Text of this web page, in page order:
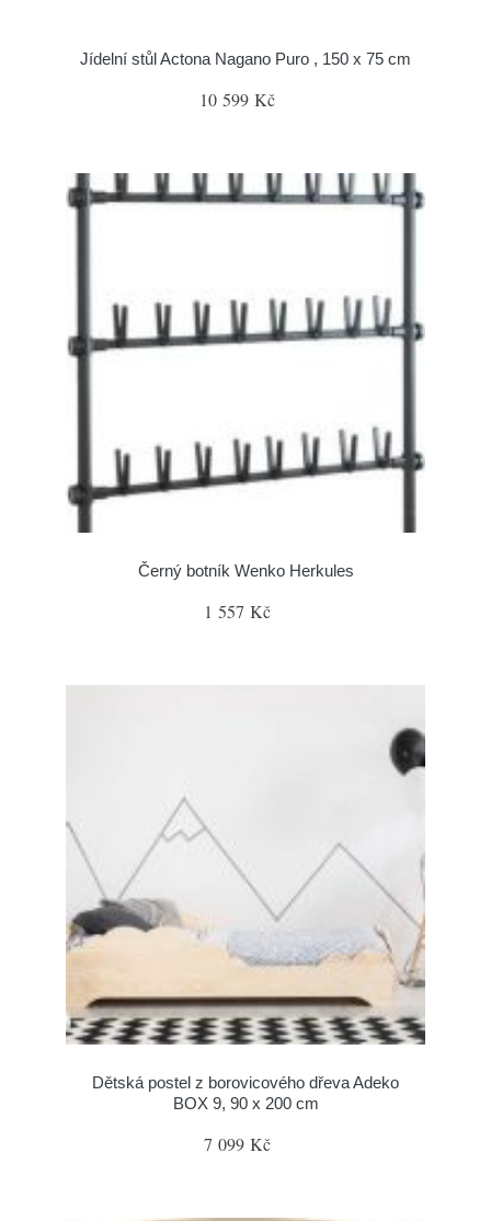
Jídelní stůl Actona Nagano Puro , 150 x 75 cm
10 599 Kč
Černý botník Wenko Herkules
1 557 Kč
Dětská postel z borovicového dřeva Adeko
BOX 9, 90 x 200 cm
7 099 Kč